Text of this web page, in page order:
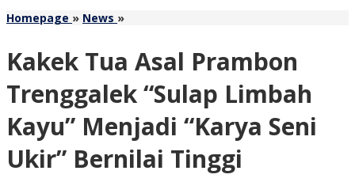
Homepage » News »Kakek
Prambon
"Sulap
Limbah
Kayu"
Menjadi
"Karya
Seni
Kakek Tua Asal Prambon
Trenggalek “Sulap Limbah
Kayu” Menjadi “Karya Seni
Ukir” Bernilai Tinggi